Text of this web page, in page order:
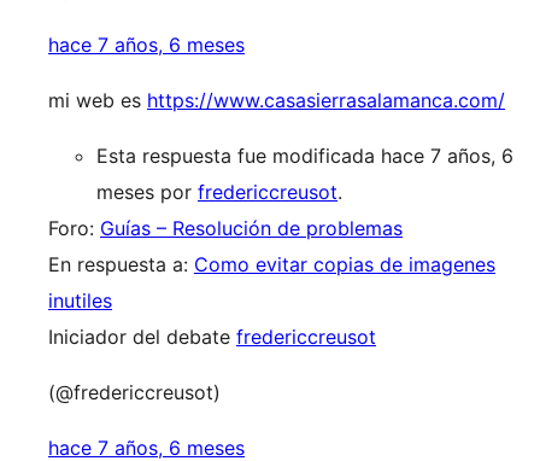
hace 7 años, 6 meses
mi web es https://www.casasierrasalamanca.com/
Esta respuesta fue modificada hace 7 años, 6
meses por fredericcreusot.
Foro: Guías – Resolución de problemas
En respuesta a: Como evitar copias de imagenes
inutiles
Iniciador del debate fredericcreusot
(@fredericcreusot)
hace 7 años, 6 meses